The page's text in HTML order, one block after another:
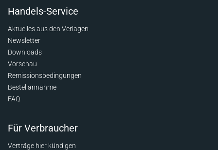
Handels-Service
Aktuelles aus den Verlagen
Newsletter
Downloads
Vorschau
Remissionsbedingungen
Bestellannahme
FAQ
Für Verbraucher
Verträge hier kündigen